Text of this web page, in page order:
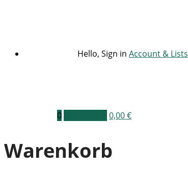
Hello, Sign in Account & Lists
0 0,00€
Warenkorb